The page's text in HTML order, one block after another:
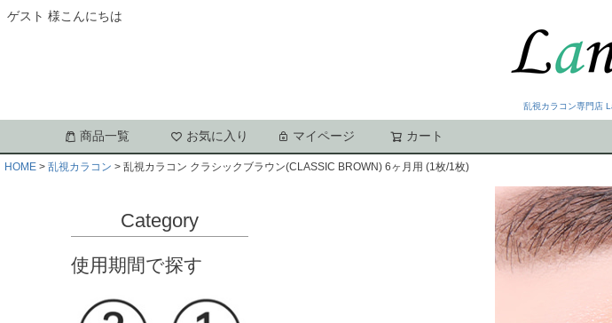
ゲスト 様こんにちは
乱視カラコン専門店
商品一覧 お気に入り マイページ カート
HOME 乱視カラコン 乱視カラコン クラシックブラウン(CLASSIC BROWN) 6ヶ月用 (1枚/1枚)
Category
使用期間で探す